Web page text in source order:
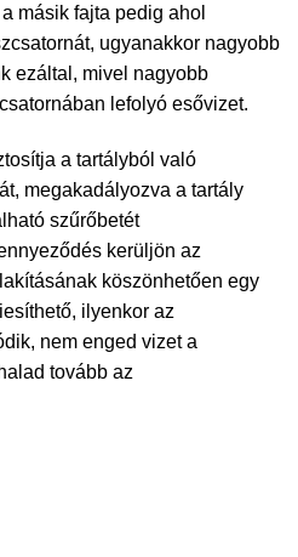
másik fajta pedig ahol
ugyanakkor nagyobb
ezáltal, mivel nagyobb
lefolyó esővizet.
a tartályból való
megakadályozva a tartály
szűrőbetét
kerüljön az
köszönhetően egy
ilyenkor az
nem enged vizet a
tovább az